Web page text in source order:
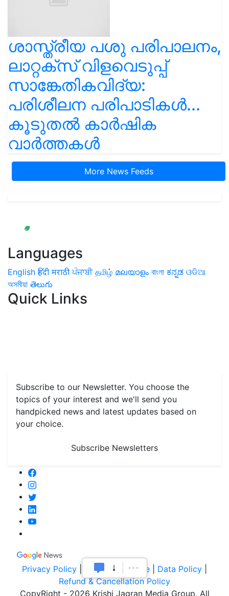
ശാസ്ത്രീയ പശു പരിപാലനം,
ലാറ്റക്സ് വിളവെടുപ്പ്
സാങ്കേതികവിദ്യ:
പരിശീലന പരിപാടികൾ...
കൂടുതൽ കാർഷിക
വാർത്തകൾ
More News Feeds
Languages
English हिंदी मराठी ਪੰਜਾਬੀ தமிழ் മലയാളം বাংলা ಕನ್ನಡ ଓଡିଆ
অসমীয়া తెలుగు
Quick Links
Subscribe to our Newsletter. You choose the
topics of your interest and we'll send you
handpicked news and latest updates based on
your choice.
Subscribe Newsletters
Privacy Policy Terms of Service Data Policy
Refund & Cancellation Policy
CopyRight - 2026 Krishi Jagran Media Group. All